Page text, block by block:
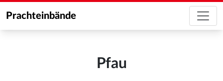
Prachteinbände
Pfau